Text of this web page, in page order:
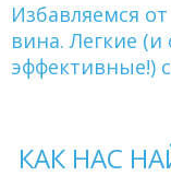
Избавляемся
вина. Легкие
эффективные!)
КАК НАС